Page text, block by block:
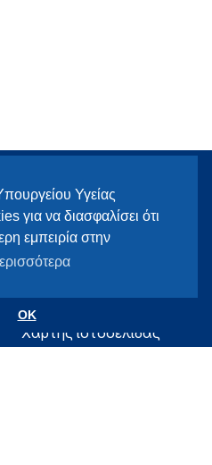
Υγείας
για να διασφαλίσει ότι
εμπειρία στην
OK
Υγεία
Χάρτης ιστοσελίδας